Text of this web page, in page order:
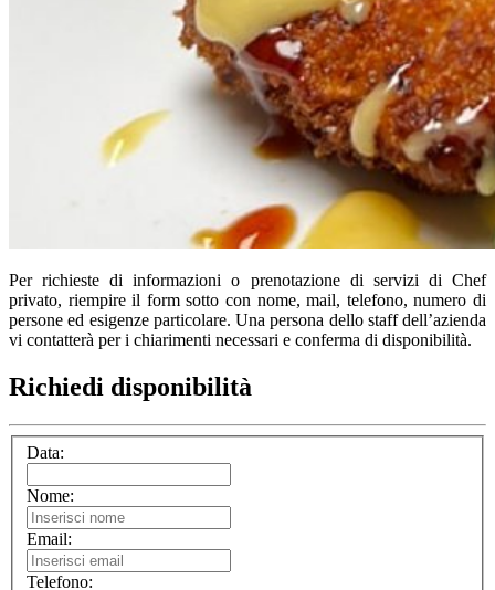
Per richieste di informazioni o prenotazione di servizi di Chef
privato, riempire il form sotto con nome, mail, telefono, numero di
persone ed esigenze particolare. Una persona dello staff dell’azienda
vi contatterà per i chiarimenti necessari e conferma di disponibilità.
Richiedi disponibilità
Data:
Nome:
Email:
Telefono: